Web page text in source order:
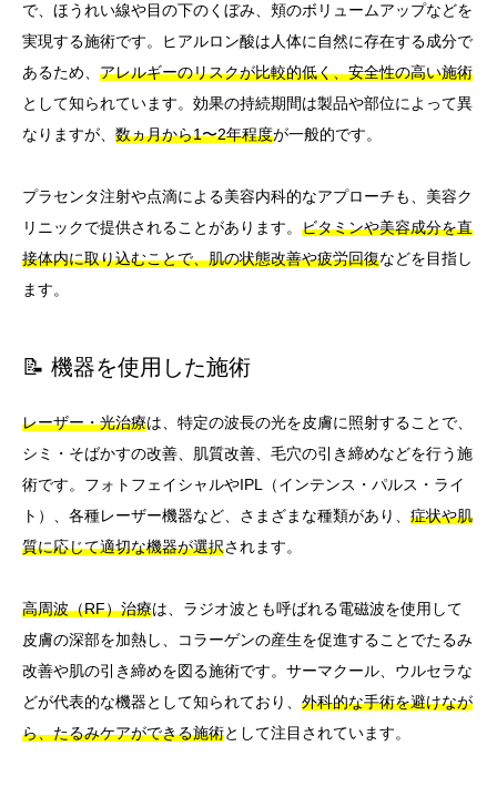
で、ほうれい線や目の下のくぼみ、頬のボリュームアップなどを
実現する施術です。ヒアルロン酸は人体に自然に存在する成分で
あるため、 アレルギーのリスクが比較的低く、安全性の高い施術
として知られています。効果の持続期間は製品や部位によって異
なりますが、 数ヵ月から1〜2年程度が一般的です。
プラセンタ注射や点滴による美容内科的なアプローチも、美容ク
リニックで提供されることがあります。 ビタミンや美容成分を直
接体内に取り込むことで、肌の状態改善や疲労回復などを目指し
ます。
📝 機器を使用した施術
レーザー・光治療は、特定の波長の光を皮膚に照射することで、
シミ・そばかすの改善、肌質改善、毛穴の引き締めなどを行う施
術です。フォトフェイシャルやIPL（インテンス・パルス・ライ
ト）、各種レーザー機器など、さまざまな種類があり、 症状や肌
質に応じて適切な機器が選択されます。
高周波（RF）治療は、ラジオ波とも呼ばれる電磁波を使用して
皮膚の深部を加熱し、コラーゲンの産生を促進することでたるみ
改善や肌の引き締めを図る施術です。サーマクール、ウルセラな
どが代表的な機器として知られており、 外科的な手術を避けなが
ら、たるみケアができる施術として注目されています。